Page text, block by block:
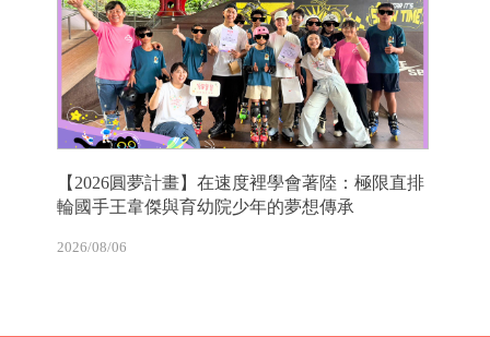
【2026圓夢計畫】在速度裡學會著陸：極限直排
輪國手王韋傑與育幼院少年的夢想傳承
2026/08/06